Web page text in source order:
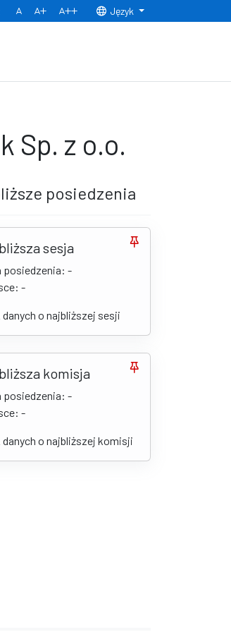
Normalny rozmiar czcionki
Rozmiar czcionki 150% Rozmiar czcionki 200%
Język
Sp. z o.o.
posiedzenia
sesja
posiedzenia: -
-
danych o najbliższej sesji
komisja
posiedzenia: -
-
danych o najbliższej komisji